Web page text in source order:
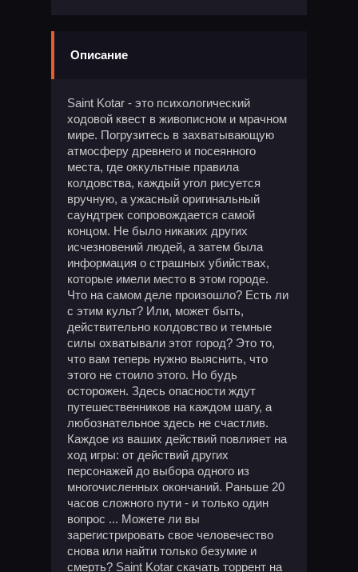
Описание
Saint Kotar - это психологический
ходовой квест в живописном и мрачном
мире. Погрузитесь в захватывающую
атмосферу древнего и посеянного
места, где оккультные правила
колдовства, каждый угол рисуется
вручную, а ужасный оригинальный
саундтрек сопровождается самой
концом. Не было никаких других
исчезновений людей, а затем была
информация о страшных убийствах,
которые имели место в этом городе.
Что на самом деле произошло? Есть ли
с этим культ? Или, может быть,
действительно колдовство и темные
силы охватывали этот город? Это то,
что вам теперь нужно выяснить, что
этого не стоило этого. Но будь
осторожен. Здесь опасности ждут
путешественников на каждом шагу, а
любознательное здесь не счастлив.
Каждое из ваших действий повлияет на
ход игры: от действий других
персонажей до выбора одного из
многочисленных окончаний. Раньше 20
часов сложного пути - и только один
вопрос ... Можете ли вы
зарегистрировать свое человечество
снова или найти только безумие и
смерть? Saint Kotar скачать торрент на